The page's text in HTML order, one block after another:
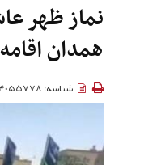
نماز ظهر
همدان
شناسه: 4055778